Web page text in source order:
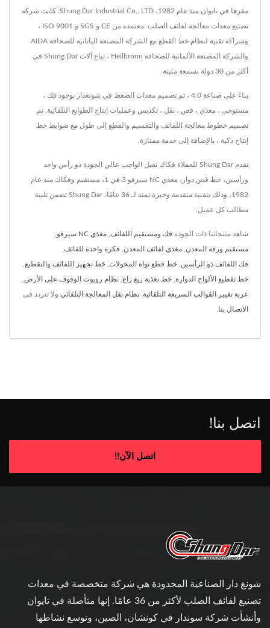
مقرها في تايوان منذ عام 1982، Shung Dar Industrial Co., LTD. كانت شركة
تصنيع معدات معالجة لفائف الصلب .معتمدة من CE و SGS و ISO 9001 ،
وشراكة تقنية لنظام خط القطع مع الشركة المصنعة اليابانية للصحافة AIDA
والشركة المصنعة الألمانية للصحافة Heilbronn ، تباع آلات Shung Dar في
أكثر من 30 دولة بسمعة متينة.
بناءً على صناعة 4.0 ، تم تصميم معدات الضغط في شونغدار بوجود فك ،
مستوحى ، مغذي ، قص ، نقل ، تكديس وعمليات إنتاج الطوابع التلقائية. تم
تصميم خطوط معالجة اللفائف والتقسيم والقطع إلى طول مع ضوابط خط
إنتاج ذكية ، بالإضافة إلى خدمة ممتازة.
تقدم Shung Dar للعملاء فكاك ثقيل الواجب عالي الجودة ذو رأس واحد
ورأسين، خط قص دوار، مغذي NC سيرفو 3 في 1، مستقيم وفكاك منذ عام
1982، وذلك بتقنية متقدمة وخبرة تمتد لـ 36 عامًا، Shung Dar تضمن تلبية
مطالب كل عميل.
شاهد منتجاتنا ذات الجودة فك ومستقيم اللفائف مغذي NC سيرفو
مستقيم ورقة المعدن مغذي لفائف المعدن فكرة واحدة للفائف
فك اللفائف ذو الرأسين خط قطع نواة المحولات خط تجهيز اللفائف والتقطيع
خط تقطيع الألواح الدوارة خط تغذية زيغ زاغ نظام روبوت الوقوف على الأرض
عربة تغيير القوالب السريعة التلقائية نظام نقل المعالجة التلقائي ولا تتردد في
الاتصال بنا
اتصل بنا!
اتصل الآن!!
شونغ دار الصناعية المحدودة هي شركة متخصصة في معدات
تصنيع لفائف الصلب لأكثر من 36 عامًا. إنها متأصلة في تايوان
وأنشأت شركة سوندار في كونشان، الصين، وتوسع نشاطها